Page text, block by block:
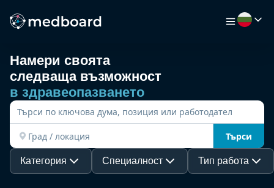
НАЧАЛО
РАБОТА
КАРТА
Намери своята
следваща възможност
в здравеопазването
Търси
Категория Специалност Тип работа